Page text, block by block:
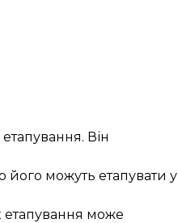
Він
його можуть етапувати у
етапування може